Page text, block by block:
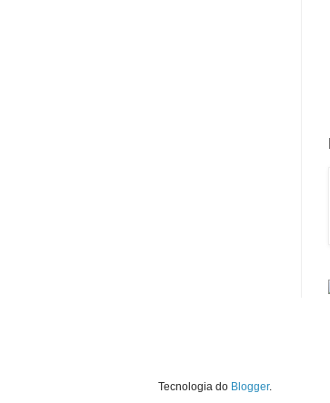
Tecnologia do Blogger.